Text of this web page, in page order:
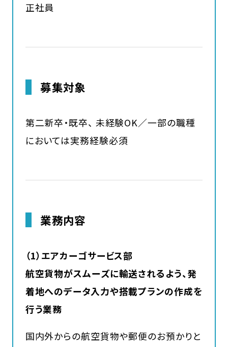
正社員
募集対象
第二新卒・既卒、 未経験OK／一部の職種
においては実務経験必須
業務内容
（1）エアカーゴサービス部
航空貨物がスムーズに輸送されるよう、発
着地へのデータ入力や搭載プランの作成を
行う業務
国内外からの航空貨物や郵便のお預かりと